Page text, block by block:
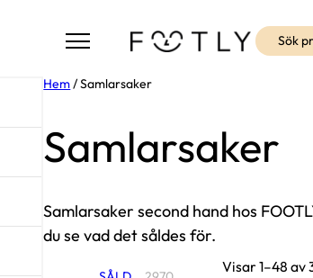
Sök
Hem/ Samlarsaker
Samlarsaker
Samlarsaker second hand hos
du se vad det såldes för.
Visar 1–48 av